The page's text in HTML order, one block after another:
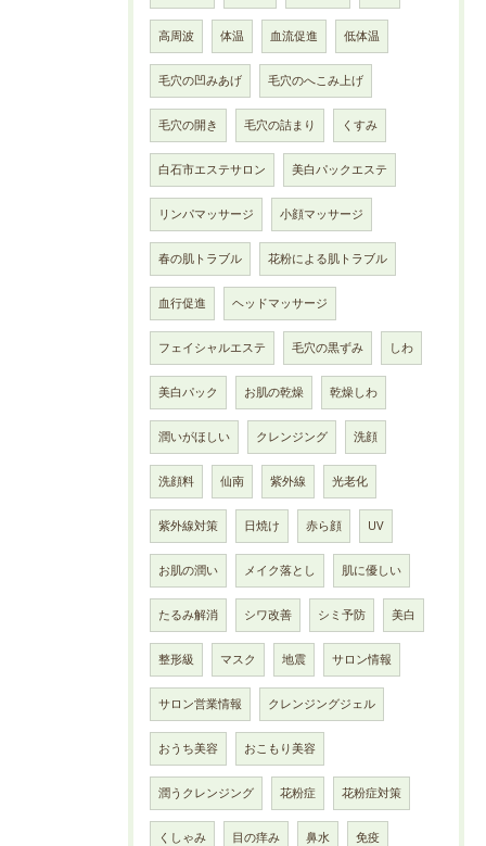
高周波 体温 血流促進 低体温
毛穴の凹みあげ 毛穴のへこみ上げ
毛穴の開き 毛穴の詰まり くすみ
白石市エステサロン 美白パックエステ
リンパマッサージ 小顔マッサージ
春の肌トラブル 花粉による肌トラブル
血行促進 ヘッドマッサージ
フェイシャルエステ 毛穴の黒ずみ しわ
美白パック お肌の乾燥 乾燥しわ
潤いがほしい クレンジング 洗顔
洗顔料 仙南 紫外線 光老化
紫外線対策 日焼け 赤ら顔 UV
お肌の潤い メイク落とし 肌に優しい
たるみ解消 シワ改善 シミ予防 美白
整形級 マスク 地震 サロン情報
サロン営業情報 クレンジングジェル
おうち美容 おこもり美容
潤うクレンジング 花粉症 花粉症対策
くしゃみ 目の痒み 鼻水 免疫